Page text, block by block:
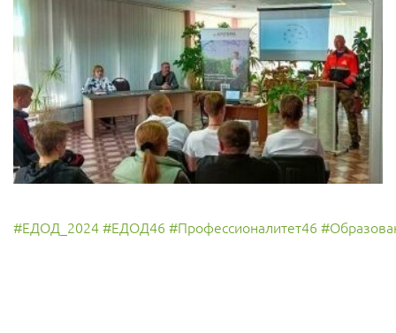
#ЕДОД_2024 #ЕДОД46 #Профессионалитет46